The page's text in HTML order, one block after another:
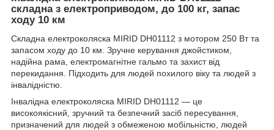
складна з електроприводом, до 100 кг, запас
ходу 10 км
Складна електроколяска MIRID DH01112 з мотором 250 Вт та
запасом ходу до 10 км. Зручне керування джойстиком,
надійна рама, електромагнітне гальмо та захист від
перекидання. Підходить для людей похилого віку та людей з
інвалідністю.
Інвалідна електроколяска MIRID DH01112 — це
високоякісний, зручний та безпечний засіб пересування,
призначений для людей з обмеженою мобільністю, людей